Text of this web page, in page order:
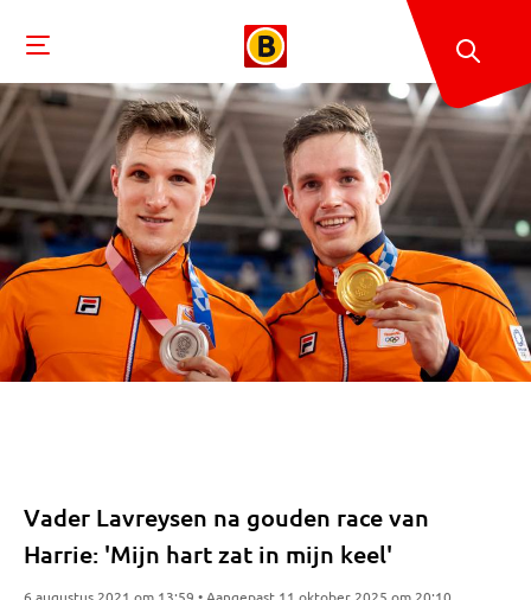
Vader Lavreysen na gouden race van
Harrie: 'Mijn hart zat in mijn keel'